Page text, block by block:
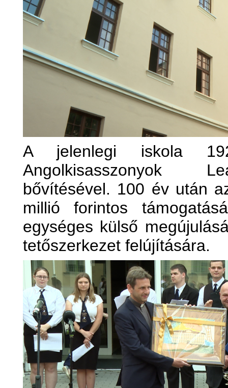
A jelenlegi iskola
Angolkisasszonyok
bővítésével. 100 év után
millió forintos
egységes külső
tetőszerkezet felújítására.